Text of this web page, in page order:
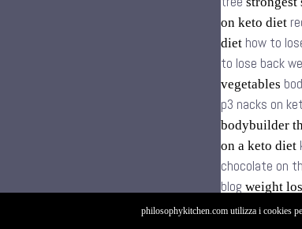
on keto diet
diet how to
to lose back
vegetables
p3 nacks on
bodybuilder
on a keto diet
chocolate on
blog weight
philosophykitchen.com utilizza i cookies